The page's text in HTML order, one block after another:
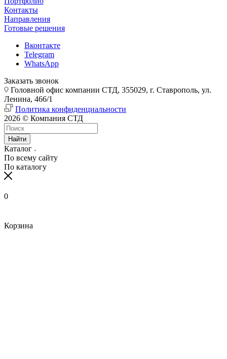
Контакты
Направления
Готовые решения
Вконтакте
Telegram
WhatsApp
Заказать звонок
Головной офис компании СТД, 355029, г. Ставрополь, ул.
Ленина, 466/1
Политика конфиденциальности
2026 © Компания СТД
Найти
Каталог
По всему сайту
По каталогу
0
Корзина